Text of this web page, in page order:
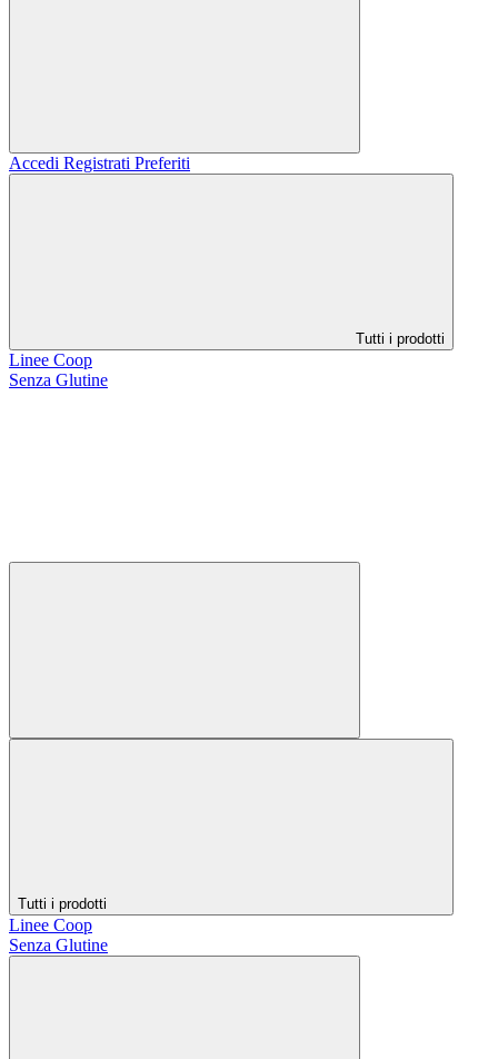
Accedi Registrati Preferiti
Tutti i prodotti
Linee Coop
Senza Glutine
Tutti i prodotti
Linee Coop
Senza Glutine